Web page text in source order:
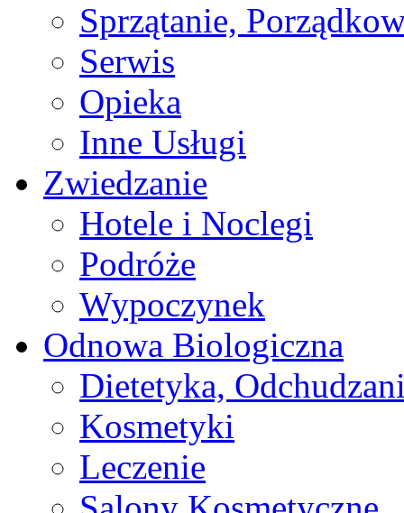
Sprzątanie,
Serwis
Opieka
Inne Usługi
Zwiedzanie
Hotele i Noclegi
Podróże
Wypoczynek
Odnowa Biologiczna
Dietetyka,
Kosmetyki
Leczenie